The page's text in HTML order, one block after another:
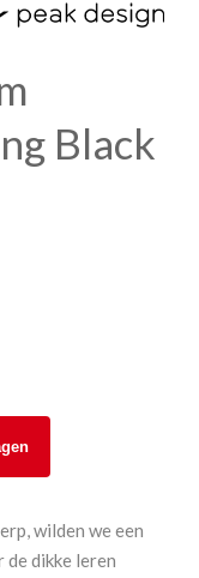
Black
wilden we een
dikke leren